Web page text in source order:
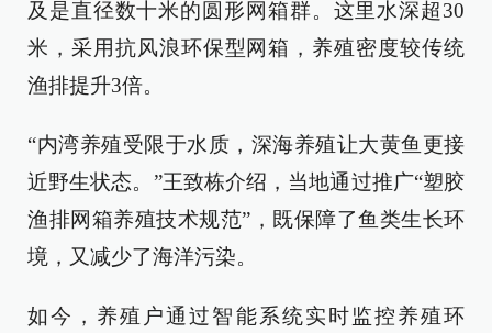
及是直径数十米的圆形网箱群。这里水深超30
米，采用抗风浪环保型网箱，养殖密度较传统
渔排提升3倍。
“内湾养殖受限于水质，深海养殖让大黄鱼更接
近野生状态。”王致栋介绍，当地通过推广“塑胶
渔排网箱养殖技术规范”，既保障了鱼类生长环
境，又减少了海洋污染。
如今，养殖户通过智能系统实时监控养殖环